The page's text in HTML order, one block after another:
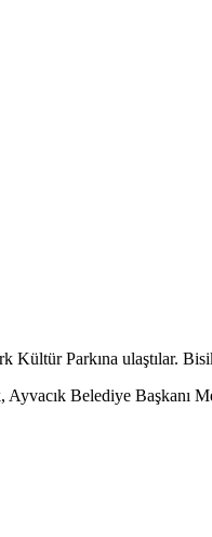
Parkına ulaştılar.
Belediye